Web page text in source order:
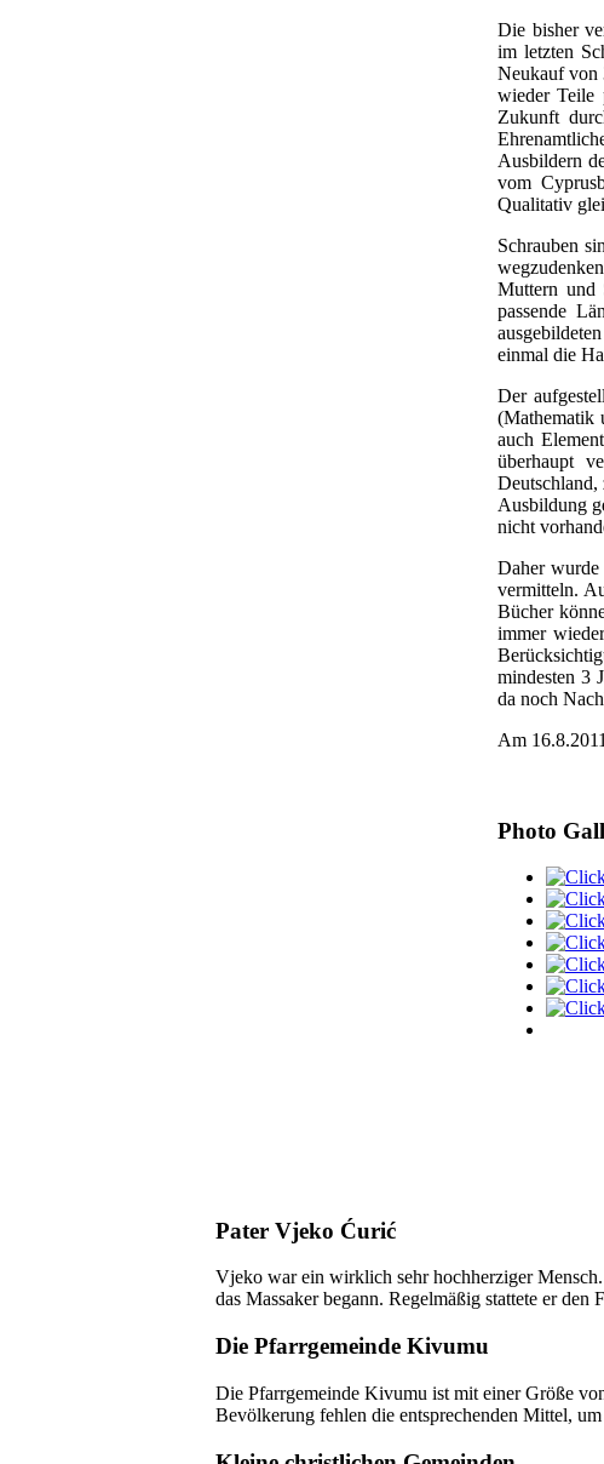
Die bisher
im letzten
Neukauf von
wieder Teile
Zukunft
Ausbildern
vom
Qualitativ
Schrauben
Muttern und
passende
einmal die
Der
(Mathematik
auch
überhaupt
Deutschland,
Ausbildung
nicht
Daher
vermitteln.
Bücher
immer
mindesten 3
da noch
Am
Photo
Pater Vjeko Ćurić
Vjeko war ein wirklich sehr hochherziger
das Massaker begann. Regelmäßig stattete er
Die Pfarrgemeinde Kivumu
Die Pfarrgemeinde Kivumu ist mit einer Größe
Bevölkerung fehlen die entsprechenden Mittel,